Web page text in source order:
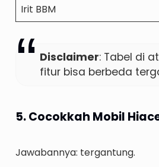
Irit BBM
Disclaimer: Tabel di
fitur bisa berbeda
5. Cocokkah Mobil
Jawabannya: tergantung.